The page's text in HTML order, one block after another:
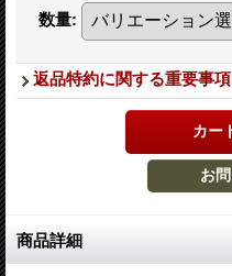
数量:
返品特約に関する重要事項
商品詳細